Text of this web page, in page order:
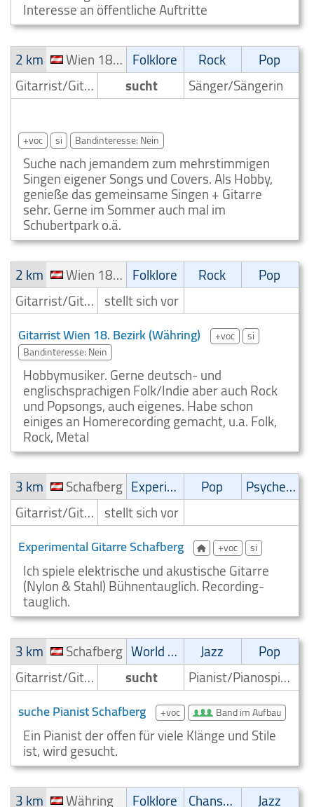
Interesse an öffentliche Auftritte
2 km
Wien 18. Bezirk (Währing) Folklore Rock
Pop
Gitarrist/Gitarrenspieler
sucht Sänger/Sängerin
+voc si Bandinteresse: Nein
Suche nach jemandem zum mehrstimmigen
Singen eigener Songs und Covers. Als Hobby,
genieße das gemeinsame Singen + Gitarre
sehr. Gerne im Sommer auch mal im
Schubertpark o.ä.
2 km
Wien 18. Bezirk (Währing) Folklore Rock
Pop
Gitarrist/Gitarrenspieler stellt sich vor
Gitarrist Wien 18. Bezirk (Währing) +voc
si
Bandinteresse: Nein
Hobbymusiker. Gerne deutsch- und
englischsprachigen Folk/Indie aber auch Rock
und Popsongs, auch eigenes. Habe schon
einiges an Homerecording gemacht, u.a. Folk,
Rock, Metal
3 km
Schafberg Experimental Pop
Psychedelic
Gitarrist/Gitarrenspieler stellt sich vor
Experimental Gitarre Schafberg +voc si
Ich spiele elektrische und akustische Gitarre
(Nylon & Stahl) Bühnentauglich. Recording-
tauglich.
3 km
Schafberg World Music Jazz
Pop
Gitarrist/Gitarrenspieler
sucht Pianist/Pianospieler
suche Pianist Schafberg +voc Band im Aufbau
Ein Pianist der offen für viele Klänge und Stile
ist, wird gesucht.
3 km
Währing Folklore Chanson
Jazz